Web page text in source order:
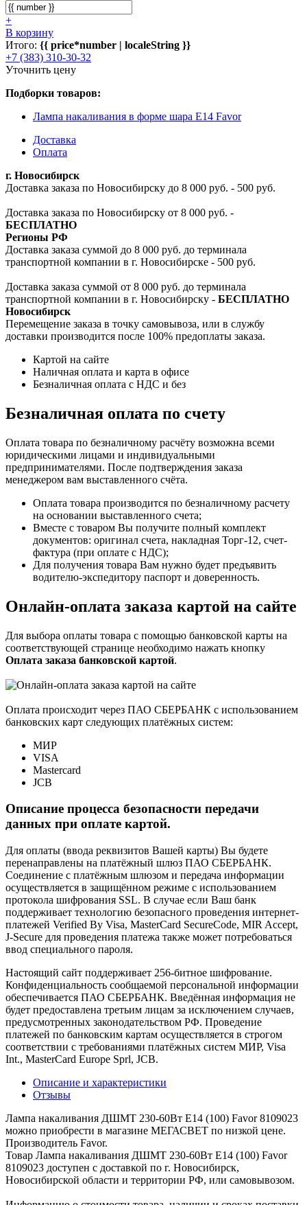
+
В корзину
Итого: {{ price*number | localeString }}
+7 (383) 310-30-32
Уточнить цену
Подборки товаров:
Лампа накаливания в форме шара E14 Favor
Доставка
Оплата
г. Новосибирск
Доставка заказа по Новосибирску до 8 000 руб. - 500 руб.
Доставка заказа по Новосибирску от 8 000 руб. -
БЕСПЛАТНО
Регионы РФ
Доставка заказа суммой до 8 000 руб. до терминала
транспортной компании в г. Новосибирске - 500 руб.
Доставка заказа суммой от 8 000 руб. до терминала
транспортной компании в г. Новосибирску - БЕСПЛАТНО
Новосибирск
Перемещение заказа в точку самовывоза, или в службу
доставки производится после 100% предоплаты заказа.
Картой на сайте
Наличная оплата и карта в офисе
Безналичная оплата с НДС и без
Безналичная оплата по счету
Оплата товара по безналичному расчёту возможна всеми
юридическими лицами и индивидуальными
предпринимателями. После подтверждения заказа
менеджером вам выставленного счёта.
Оплата товара производится по безналичному расчету
на основании выставленного счета;
Вместе с товаром Вы получите полный комплект
документов: оригинал счета, накладная Торг-12, счет-
фактура (при оплате с НДС);
Для получения товара Вам нужно будет предъявить
водителю-экспедитору паспорт и доверенность.
Онлайн-оплата заказа картой на сайте
Для выбора оплаты товара с помощью банковской карты на
соответствующей странице необходимо нажать кнопку
Оплата заказа банковской картой.
Оплата происходит через ПАО СБЕРБАНК с использованием
банковских карт следующих платёжных систем:
МИР
VISA
Mastercard
JCB
Описание процесса безопасности передачи
данных при оплате картой.
Для оплаты (ввода реквизитов Вашей карты) Вы будете
перенаправлены на платёжный шлюз ПАО СБЕРБАНК.
Соединение с платёжным шлюзом и передача информации
осуществляется в защищённом режиме с использованием
протокола шифрования SSL. В случае если Ваш банк
поддерживает технологию безопасного проведения интернет-
платежей Verified By Visa, MasterCard SecureCode, MIR Accept,
J-Secure для проведения платежа также может потребоваться
ввод специального пароля.
Настоящий сайт поддерживает 256-битное шифрование.
Конфиденциальность сообщаемой персональной информации
обеспечивается ПАО СБЕРБАНК. Введённая информация не
будет предоставлена третьим лицам за исключением случаев,
предусмотренных законодательством РФ. Проведение
платежей по банковским картам осуществляется в строгом
соответствии с требованиями платёжных систем МИР, Visa
Int., MasterCard Europe Sprl, JCB.
Описание и характеристики
Отзывы
Лампа накаливания ДШМТ 230-60Вт E14 (100) Favor 8109023
можно приобрести в магазине МЕГАСВЕТ по низкой цене.
Производитель Favor.
Товар Лампа накаливания ДШМТ 230-60Вт E14 (100) Favor
8109023 доступен с доставкой по г. Новосибирск,
Новосибирской области и территории РФ, или самовывозом.